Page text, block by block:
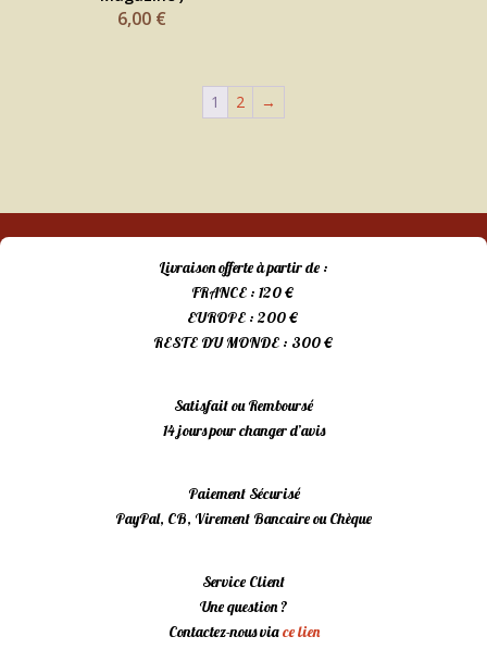
6,00 €
1 2 →
Livraison offerte à partir de :
FRANCE : 120 €
EUROPE : 200 €
RESTE DU MONDE : 300 €
Satisfait ou Remboursé
14 jours pour changer d’avis
Paiement Sécurisé
PayPal, CB, Virement Bancaire ou Chèque
Service Client
Une question ?
Contactez-nous viace lien